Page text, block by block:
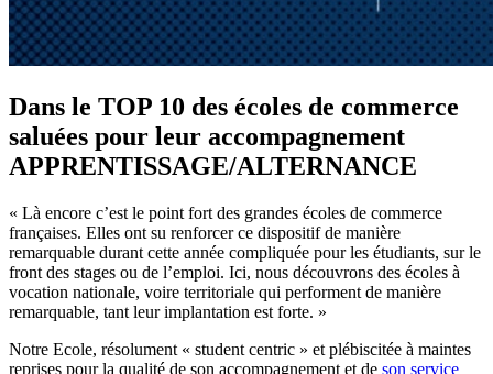
Dans le TOP 10 des écoles de commerce
saluées pour leur accompagnement
APPRENTISSAGE/ALTERNANCE
« Là encore c’est le point fort des grandes écoles de commerce
françaises. Elles ont su renforcer ce dispositif de manière
remarquable durant cette année compliquée pour les étudiants, sur le
front des stages ou de l’emploi. Ici, nous découvrons des écoles à
vocation nationale, voire territoriale qui performent de manière
remarquable, tant leur implantation est forte. »
Notre Ecole, résolument « student centric » et plébiscitée à maintes
reprises pour la qualité de son accompagnement et de son service